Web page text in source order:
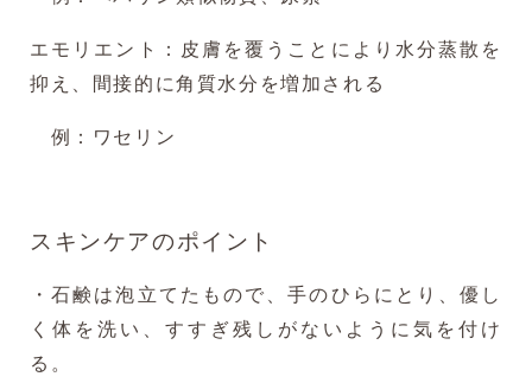
エモリエント：皮膚を覆うことにより水分蒸散を
抑え、間接的に角質水分を増加される
例：ワセリン
スキンケアのポイント
・石鹸は泡立てたもので、手のひらにとり、優し
く体を洗い、すすぎ残しがないように気を付け
る。